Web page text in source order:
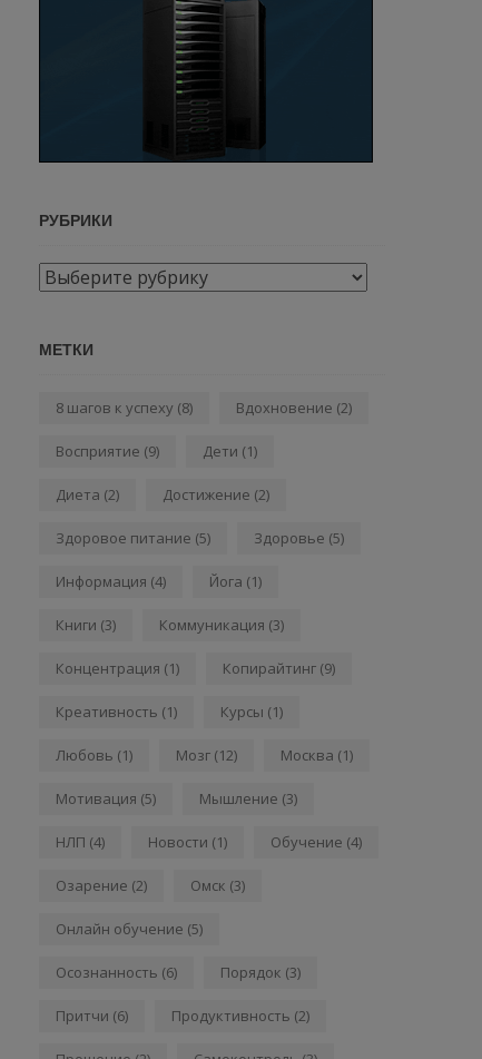
РУБРИКИ
Рубрики
МЕТКИ
8 шагов к успеху (8) Вдохновение (2)
Восприятие (9) Дети (1)
Диета (2) Достижение (2)
Здоровое питание (5) Здоровье (5)
Информация (4) Йога (1)
Книги (3) Коммуникация (3)
Концентрация (1) Копирайтинг (9)
Креативность (1) Курсы (1)
Любовь (1) Мозг (12) Москва (1)
Мотивация (5) Мышление (3)
НЛП (4) Новости (1) Обучение (4)
Озарение (2) Омск (3)
Онлайн обучение (5)
Осознанность (6) Порядок (3)
Притчи (6) Продуктивность (2)